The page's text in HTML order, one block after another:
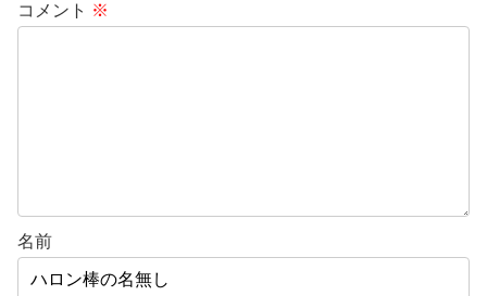
コメント ※
名前